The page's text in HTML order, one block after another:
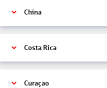
China
Costa Rica
Curaçao